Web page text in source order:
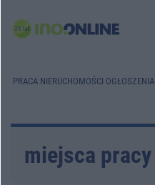
PRACA NIERUCHOMOŚCI OGŁOSZENIA
miejsca pracy